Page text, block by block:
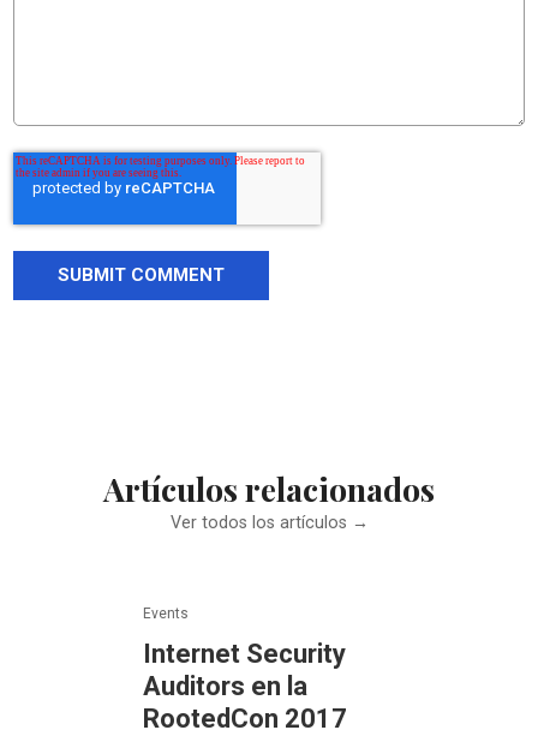
Artículos relacionados
Ver todos los artículos →
Events
Internet Security
Auditors en la
RootedCon 2017